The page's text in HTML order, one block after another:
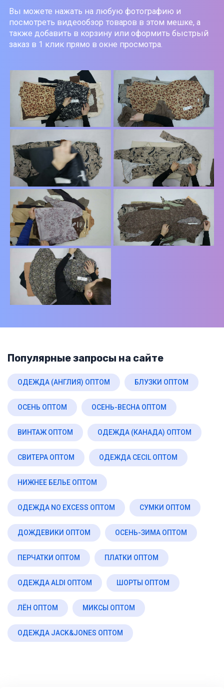
Вы можете нажать на любую фотографию и
посмотреть видеообзор товаров в этом мешке, а
также добавить в корзину или оформить быстрый
заказ в 1 клик прямо в окне просмотра.
Популярные запросы на сайте
ОДЕЖДА (АНГЛИЯ) ОПТОМ БЛУЗКИ ОПТОМ
ОСЕНЬ ОПТОМ ОСЕНЬ-ВЕСНА ОПТОМ
ВИНТАЖ ОПТОМ ОДЕЖДА (КАНАДА) ОПТОМ
СВИТЕРА ОПТОМ ОДЕЖДА CECIL ОПТОМ
НИЖНЕЕ БЕЛЬЕ ОПТОМ
ОДЕЖДА NO EXCESS ОПТОМ СУМКИ ОПТОМ
ДОЖДЕВИКИ ОПТОМ ОСЕНЬ-ЗИМА ОПТОМ
ПЕРЧАТКИ ОПТОМ ПЛАТКИ ОПТОМ
ОДЕЖДА ALDI ОПТОМ ШОРТЫ ОПТОМ
ЛЁН ОПТОМ МИКСЫ ОПТОМ
ОДЕЖДА JACK&JONES ОПТОМ